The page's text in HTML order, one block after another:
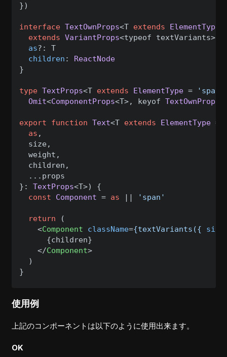
})
interface TextOwnProps<T extends ElementType
extends VariantProps<typeof textVariants> {
as?: T
children : ReactNode
}
type TextProps<T extends ElementType = 'span'
Omit<ComponentProps<T>, keyof TextOwnProps
export function Text<T extends ElementType =
as ,
  size,
  weight,
  children,
  ...props
}: TextProps<T>) {
const
Component = as || 'span'
return (
<Component className={textVariants({ size
      {children}
</Component>
  )
使用例
上記のコンポーネントは以下のように使用出来ます。
OK